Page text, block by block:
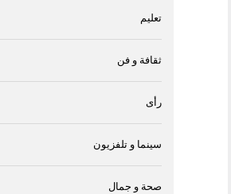
تعليم
ثقافة و فن
رأى
سينما و تلفزيون
صحة و جمال